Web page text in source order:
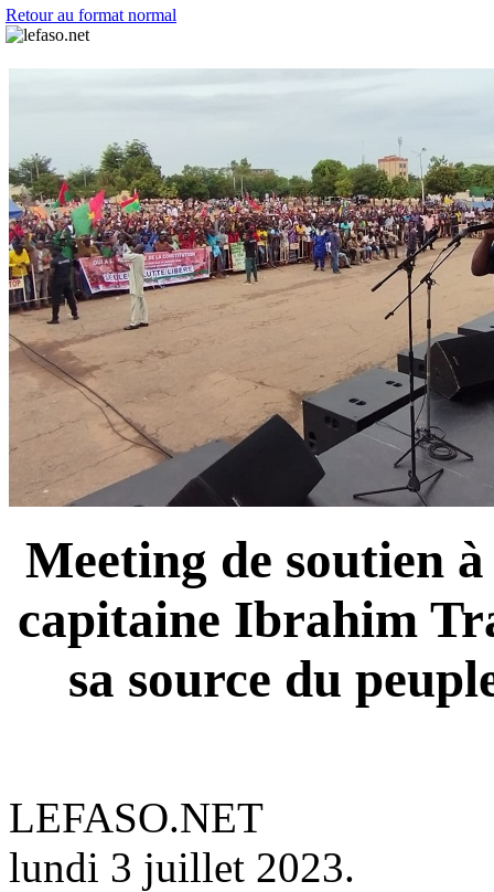
Retour au format normal
Meeting de soutien
capitaine Ibrahim
sa source du
LEFASO.NET
lundi 3 juillet 2023.